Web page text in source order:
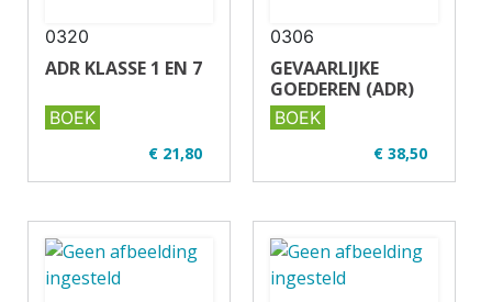
0320
ADR KLASSE 1 EN 7
€ 21,80
✔ Uitgever: Verjo
✔ U01-2 ADR
✔ Full colour
✔ Paperback
BOEK
0306
GEVAARLIJKE
GOEDEREN (ADR)
€ 38,50
✔ Uitgever: Verjo
✔ U01-2 ADR
✔ Full colour
✔ Paperback
BOEK